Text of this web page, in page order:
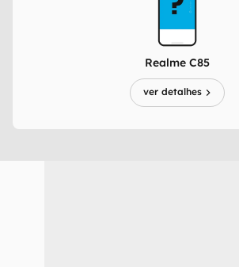
Realme C85
ver detalhes